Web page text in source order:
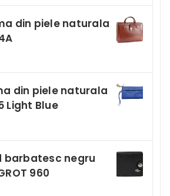
din piele naturala
din piele naturala
Light Blue
barbatesc negru
960